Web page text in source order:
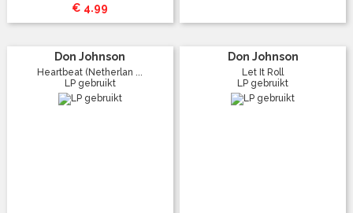
€ 4.99
Don Johnson
Heartbeat (Netherlan ...
LP gebruikt
Don Johnson
Let It Roll
LP gebruikt